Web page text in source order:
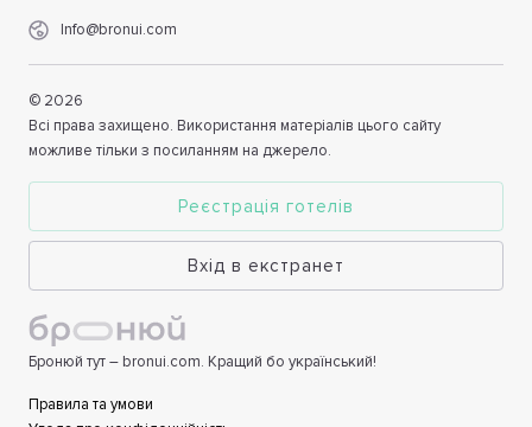
Info@bronui.com
© 2026
Всі права захищено. Використання матеріалів цього сайту
можливе тільки з посиланням на джерело.
Реєстрація готелів
Вхід в екстранет
Бронюй тут – bronui.com. Кращий бо український!
Правила та умови